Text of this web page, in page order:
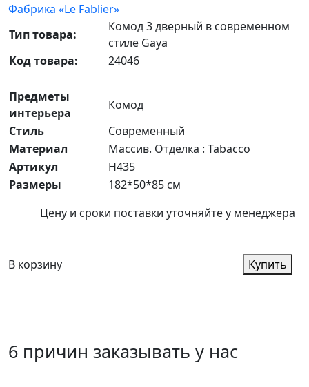
Фабрика «Le Fablier»
Тип товара:
Комод 3 дверный в современном
стиле Gaya
Код товара:
24046
Предметы
интерьера
Комод
Стиль
Современный
Материал
Массив. Отделка : Tabacco
Артикул
H435
Размеры
182*50*85 см
Цену и сроки поставки уточняйте у менеджера
В корзину Купить
6 причин заказывать у нас